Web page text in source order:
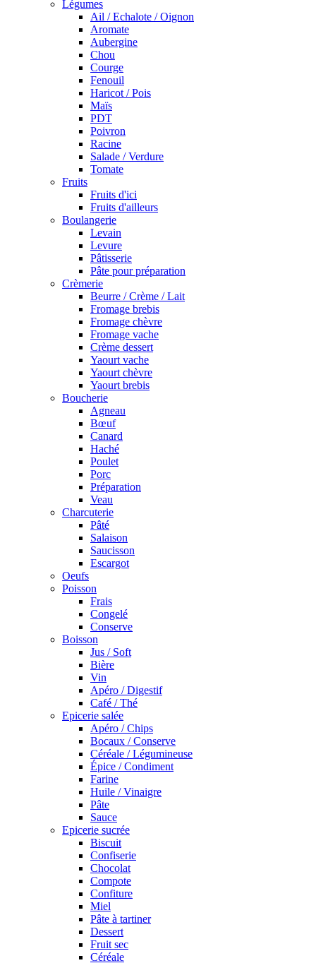
Légumes
Ail / Echalote / Oignon
Aromate
Aubergine
Chou
Courge
Fenouil
Haricot / Pois
Maïs
PDT
Poivron
Racine
Salade / Verdure
Tomate
Fruits
Fruits d'ici
Fruits d'ailleurs
Boulangerie
Levain
Levure
Pâtisserie
Pâte pour préparation
Crèmerie
Beurre / Crème / Lait
Fromage brebis
Fromage chèvre
Fromage vache
Crème dessert
Yaourt vache
Yaourt chèvre
Yaourt brebis
Boucherie
Agneau
Bœuf
Canard
Haché
Poulet
Porc
Préparation
Veau
Charcuterie
Pâté
Salaison
Saucisson
Escargot
Oeufs
Poisson
Frais
Congelé
Conserve
Boisson
Jus / Soft
Bière
Vin
Apéro / Digestif
Café / Thé
Epicerie salée
Apéro / Chips
Bocaux / Conserve
Céréale / Légumineuse
Épice / Condiment
Farine
Huile / Vinaigre
Pâte
Sauce
Epicerie sucrée
Biscuit
Confiserie
Chocolat
Compote
Confiture
Miel
Pâte à tartiner
Dessert
Fruit sec
Céréale